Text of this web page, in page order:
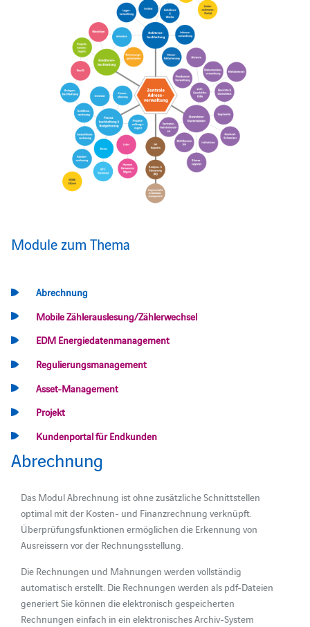
Module zum Thema
Abrechnung
Mobile Zählerauslesung/Zählerwechsel
EDM Energiedatenmanagement
Regulierungsmanagement
Asset-Management
Projekt
Kundenportal für Endkunden
Abrechnung
Das Modul Abrechnung ist ohne zusätzliche Schnittstellen
optimal mit der Kosten- und Finanzrechnung verknüpft.
Überprüfungsfunktionen ermöglichen die Erkennung von
Ausreissern vor der Rechnungsstellung.
Die Rechnungen und Mahnungen werden vollständig
automatisch erstellt. Die Rechnungen werden als pdf-Dateien
generiert Sie können die elektronisch gespeicherten
Rechnungen einfach in ein elektronisches Archiv-System